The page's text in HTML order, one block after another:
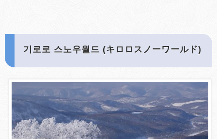
기로로 스노우월드 (キロロスノーワールド)